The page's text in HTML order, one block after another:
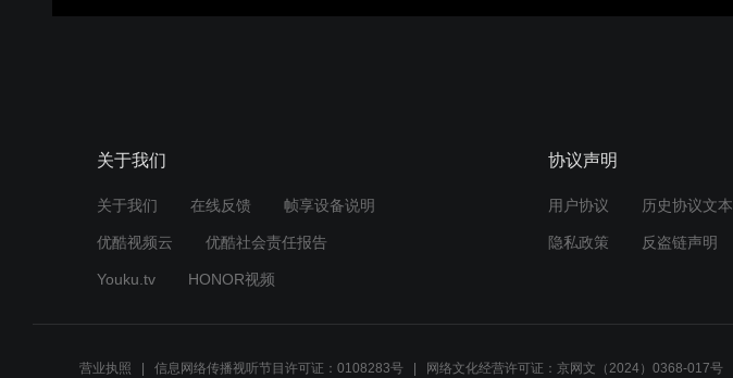
关于我们
关于我们 在线反馈 帧享设备说明
优酷视频云 优酷社会责任报告
Youku.tv HONOR视频
协议声明
用户协议 历史协议文本
隐私政策 反盗链声明
营业执照 信息网络传播视听节目许可证：0108283号 网络文化经营许可证：京网文（2024）0368-017号